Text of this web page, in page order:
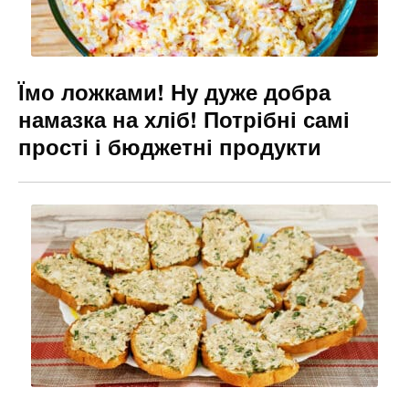
Їмо ложками! Ну дуже добра
намазка на хліб! Потрібні самі
прості і бюджетні продукти